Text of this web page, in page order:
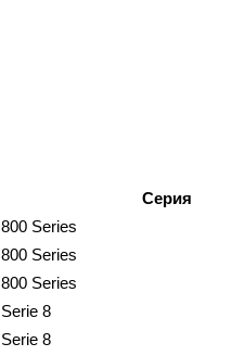
Серия
800 Series
800 Series
800 Series
Serie 8
Serie 8